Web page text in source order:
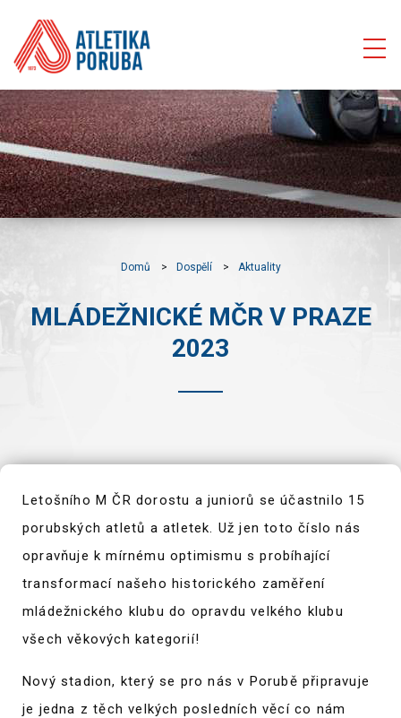
Domů Dospělí Aktuality
MLÁDEŽNICKÉ MČR V PRAZE
2023
Letošního M ČR dorostu a juniorů se účastnilo 15
porubských atletů a atletek. Už jen toto číslo nás
opravňuje k mírnému optimismu s probíhající
transformací našeho historického zaměření
mládežnického klubu do opravdu velkého klubu
všech věkových kategorií!
Nový stadion, který se pro nás v Porubě připravuje
je jedna z těch velkých posledních věcí co nám